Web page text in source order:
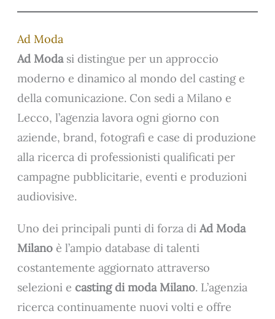
Ad Moda
Ad Modasi distingue per un approccio
moderno e dinamico al mondo del casting e
della comunicazione. Con sedi a Milano e
Lecco, l’agenzia lavora ogni giorno con
aziende, brand, fotografi e case di produzione
alla ricerca di professionisti qualificati per
campagne pubblicitarie, eventi e produzioni
audiovisive.
Uno dei principali punti di forza diAd Moda
Milano è l’ampio database di talenti
costantemente aggiornato attraverso
selezioni ecasting di moda Milano. L’agenzia
ricerca continuamente nuovi volti e offre